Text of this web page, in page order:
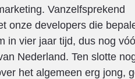
Vanzelfsprekend
onze developers die
in vier jaar tijd, dus nog
Nederland. Ten slotte
het algemeen erg jong,